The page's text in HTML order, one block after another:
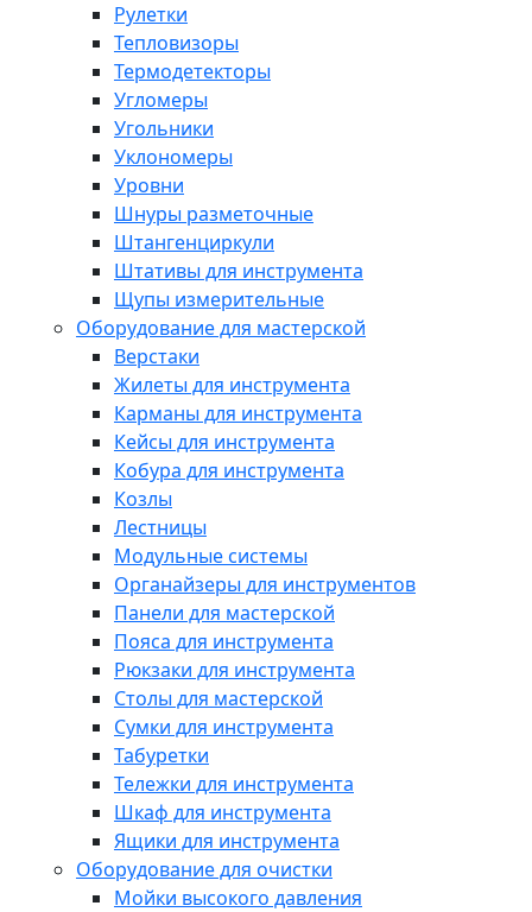
Рулетки
Тепловизоры
Термодетекторы
Угломеры
Угольники
Уклономеры
Уровни
Шнуры разметочные
Штангенциркули
Штативы для инструмента
Щупы измерительные
Оборудование для мастерской
Верстаки
Жилеты для инструмента
Карманы для инструмента
Кейсы для инструмента
Кобура для инструмента
Козлы
Лестницы
Модульные системы
Органайзеры для инструментов
Панели для мастерской
Пояса для инструмента
Рюкзаки для инструмента
Столы для мастерской
Сумки для инструмента
Табуретки
Тележки для инструмента
Шкаф для инструмента
Ящики для инструмента
Оборудование для очистки
Мойки высокого давления